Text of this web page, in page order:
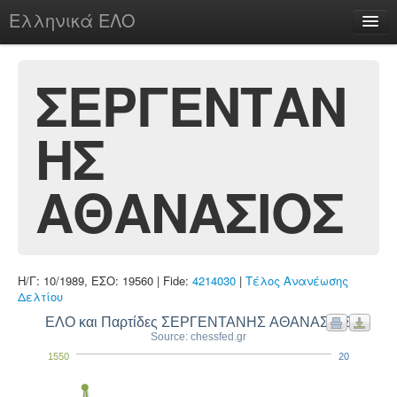
Ελληνικά ΕΛΟ
chesstu.be @ discord
Login
ΣΕΡΓΕΝΤΑΝ
ΗΣ
ΑΘΑΝΑΣΙΟΣ
Η/Γ: 10/1989, ΕΣΟ: 19560 | Fide: 4214030 | Τέλος Ανανέωσης
Δελτίου
ΕΛΟ και Παρτίδες ΣΕΡΓΕΝΤΑΝΗΣ ΑΘΑΝΑΣΙΟΣ
Source: chessfed.gr
1550 20